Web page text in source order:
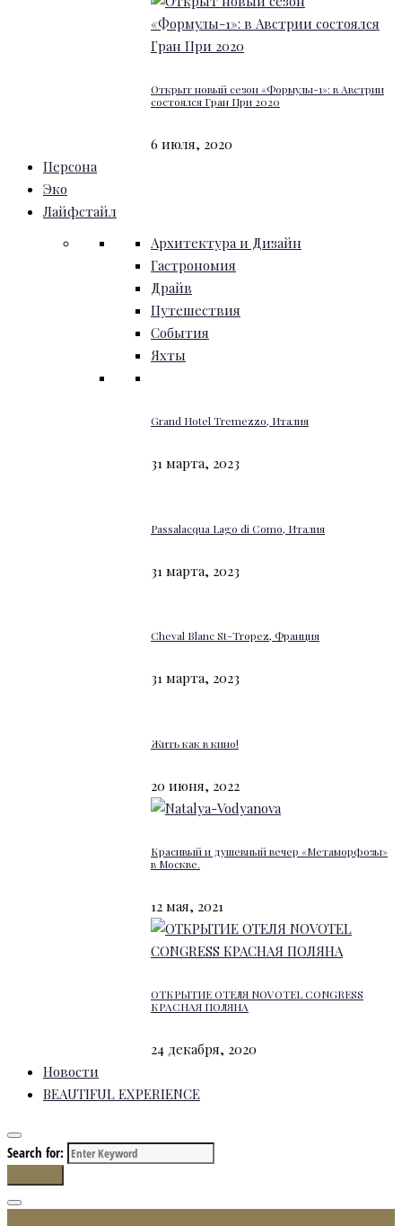
Открыт новый сезон «Формулы-1»: в Австрии
состоялся Гран При 2020
6 июля, 2020
Персона
Эко
Лайфстайл
Архитектура и Дизайн
Гастрономия
Драйв
Путешествия
События
Яхты
Grand Hotel Tremezzo, Италия
31 марта, 2023
Passalacqua Lago di Como, Италия
31 марта, 2023
Cheval Blanc St-Tropez, Франция
31 марта, 2023
Жить как в кино!
20 июня, 2022
Красивый и душевный вечер «Метаморфозы»
в Москве.
12 мая, 2021
ОТКРЫТИЕ ОТЕЛЯ NOVOTEL CONGRESS
КРАСНАЯ ПОЛЯНА
24 декабря, 2020
Новости
BEAUTIFUL EXPERIENCE
Search for: